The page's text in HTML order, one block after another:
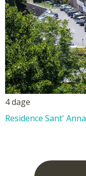
4 dage
Residence Sant' Anna